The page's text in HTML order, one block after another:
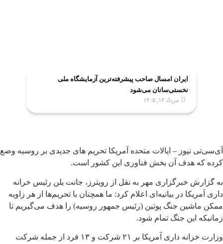
ایران امسال صاحب پیشرفته‌ترین آزمایشگاه ملی
نخستی‌سانان می‌شود
مرداد ۱۴, ۱۴۰۵
آی‌سی‌تی نیوز – ایالات متحده آمریکا تحریم های جدیدی بر روسیه وضع
کرده که هدف آن بخش فناوری این کشور است.
به گزارش خبرگزاری مهر به نقل از رویترز، جانت یلن رئیس خرانه
داری آمریکا در بیانیه‌ای اعلام کرد: ما همچنان با تحریم‌ها از هر زاویه
ممکن ماشین جنگ پوتین (رئیس جمهور روسیه) را هدف می‌گیریم تا
زمانیکه این جنگ تمام شود.
وزارت خزانه داری آمریکا بر ۲۱ شرکت و ۱۳ فرد از جمله شرکت